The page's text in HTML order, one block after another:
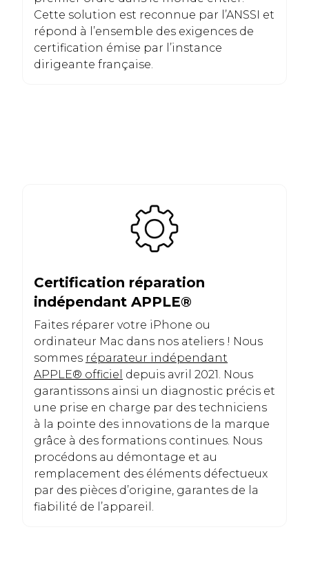
Cette solution est reconnue par l’ANSSI et
répond à l’ensemble des exigences de
certification émise par l’instance
dirigeante française.
Certification réparation
indépendant APPLE®
Faites réparer votre iPhone ou
ordinateur Mac dans nos ateliers ! Nous
sommes réparateur indépendant
APPLE® officiel depuis avril 2021. Nous
garantissons ainsi un diagnostic précis et
une prise en charge par des techniciens
à la pointe des innovations de la marque
grâce à des formations continues. Nous
procédons au démontage et au
remplacement des éléments défectueux
par des pièces d’origine, garantes de la
fiabilité de l’appareil.